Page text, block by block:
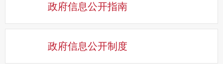
政府信息公开指南
政府信息公开制度